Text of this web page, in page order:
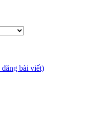
bài viết)